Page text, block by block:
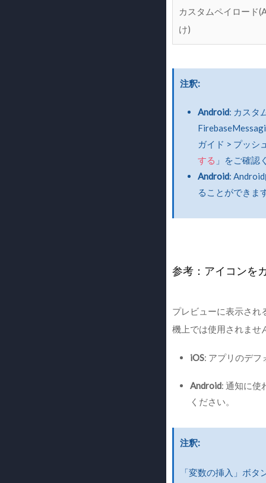
カスタムペイロード
け)
注釈
Android: カスタ
ガイド > プッシ
する 」をご確認
Android:
ることができま
参考：アイコンを
プレビューに表示され
機上では使用されませ
iOS: アプリのデフ
Android: 通知に使
ください。
注釈
「変数の挿入」ボ